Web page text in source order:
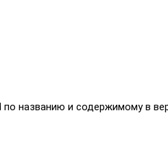
по названию и содержимому в